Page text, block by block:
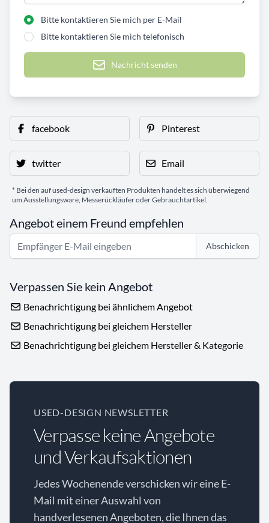
Bitte kontaktieren Sie mich per E-Mail
Bitte kontaktieren Sie mich telefonisch
Nachricht senden
facebook Pinterest
twitter Email
* Bei den auf used-design verkauften Produkten handelt es sich überwiegend
um Ausstellungsware, Messerückläufer oder Gebrauchtartikel.
Angebot einem Freund empfehlen
Abschicken
Verpassen Sie kein Angebot
Benachrichtigung bei ähnlichem Angebot
Benachrichtigung bei gleichem Hersteller
Benachrichtigung bei gleichem Hersteller & Kategorie
USED-DESIGN NEWSLETTER
Verpasse keine Angebote
und Verkaufsaktionen
Jedes Wochenende verschicken wir eine E-
Mail mit einer Auswahl von
handverlesenen Angeboten, die Ihnen das